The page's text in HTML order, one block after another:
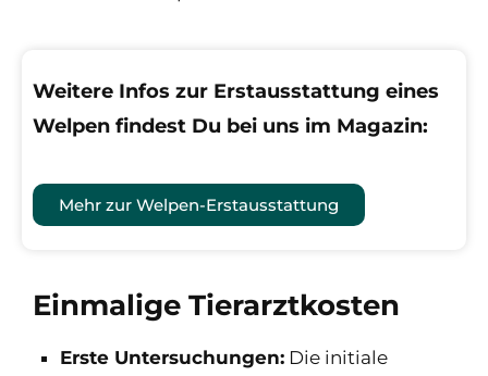
Weitere Infos zur Erstausstattung eines
Welpen findest Du bei uns im Magazin:
Mehr zur Welpen-Erstausstattung
Einmalige Tierarztkosten
Erste Untersuchungen: Die initiale